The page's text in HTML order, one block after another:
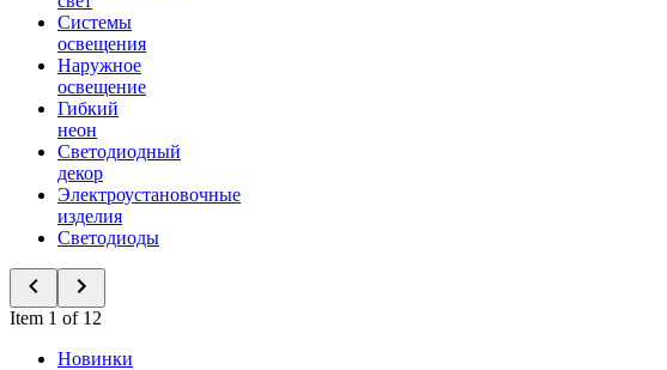
Системы
освещения
Наружное
освещение
Гибкий
неон
Светодиодный
декор
Электроустановочные
изделия
Светодиоды
Item 1 of 12
Новинки